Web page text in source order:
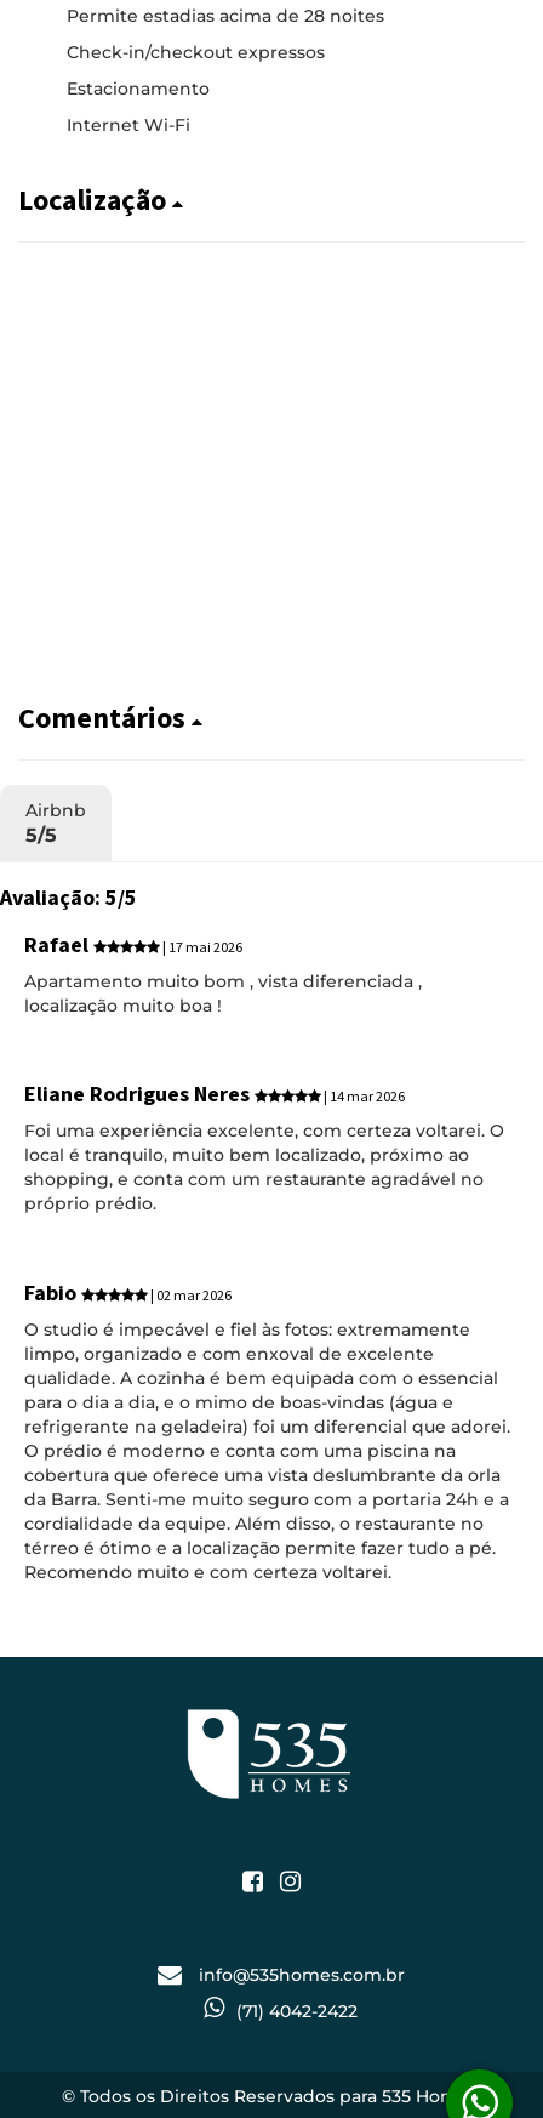
Permite estadias acima de 28 noites
Check-in/checkout expressos
Estacionamento
Internet Wi-Fi
Localização
Comentários
Airbnb
5/5
Avaliação: 5/5
Rafael
| 17 mai 2026
Apartamento muito bom , vista diferenciada ,
localização muito boa !
Eliane Rodrigues Neres | 14 mar 2026
Foi uma experiência excelente, com certeza voltarei. O
local é tranquilo, muito bem localizado, próximo ao
shopping, e conta com um restaurante agradável no
próprio prédio.
Fabio | 02 mar 2026
O studio é impecável e fiel às fotos: extremamente
limpo, organizado e com enxoval de excelente
qualidade. A cozinha é bem equipada com o essencial
para o dia a dia, e o mimo de boas-vindas (água e
refrigerante na geladeira) foi um diferencial que adorei.
O prédio é moderno e conta com uma piscina na
cobertura que oferece uma vista deslumbrante da orla
da Barra. Senti-me muito seguro com a portaria 24h e a
cordialidade da equipe. Além disso, o restaurante no
térreo é ótimo e a localização permite fazer tudo a pé.
Recomendo muito e com certeza voltarei.
info@535homes.com.br
(71) 4042-2422
© Todos os Direitos Reservados para 535 Homes.